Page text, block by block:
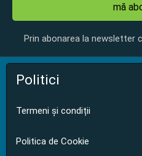
mă
Prin abonarea la newsletter
Politici
Termeni și condiții
Politica de Cookie